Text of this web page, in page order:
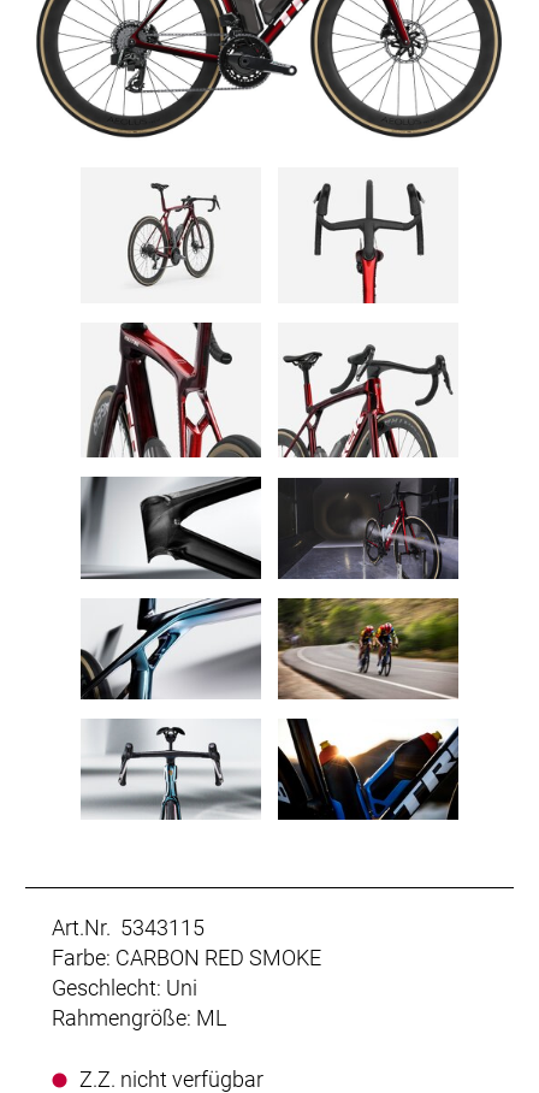
Art.Nr. 5343115
Farbe: CARBON RED SMOKE
Geschlecht: Uni
Rahmengröße: ML
Z.Z. nicht verfügbar